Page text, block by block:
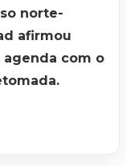
norte-
afirmou
com o